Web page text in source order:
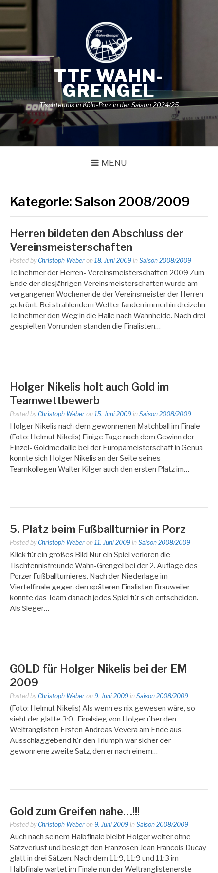
Skip
content
TTF WAHN-
GRENGEL
Tischtennis in Köln-Porz in der Saison 2024/25
MENU
Kategorie: Saison 2008/2009
Herren bildeten den Abschluss der
Vereinsmeisterschaften
Posted by Christoph Weber on 18. Juni 2009 in Saison 2008/2009
Teilnehmer der Herren- Vereinsmeisterschaften 2009 Zum
Ende der diesjährigen Vereinsmeisterschaften wurde am
vergangenen Wochenende der Vereinsmeister der Herren
gekrönt. Bei strahlendem Wetter fanden immerhin dreizehn
Teilnehmer den Weg in die Halle nach Wahnheide. Nach drei
gespielten Vorrunden standen die Finalisten…
Holger Nikelis holt auch Gold im
Teamwettbewerb
Posted by Christoph Weber on 15. Juni 2009 in Saison 2008/2009
Holger Nikelis nach dem gewonnenen Matchball im Finale
(Foto: Helmut Nikelis) Einige Tage nach dem Gewinn der
Einzel- Goldmedaille bei der Europameisterschaft in Genua
konnte sich Holger Nikelis an der Seite seines
Teamkollegen Walter Kilger auch den ersten Platz im…
5. Platz beim Fußballturnier in Porz
Posted by Christoph Weber on 11. Juni 2009 in Saison 2008/2009
Klick für ein großes Bild Nur ein Spiel verloren die
Tischtennisfreunde Wahn-Grengel bei der 2. Auflage des
Porzer Fußballturnieres. Nach der Niederlage im
Viertelfinale gegen den späteren Finalisten Brauweiler
konnte das Team danach jedes Spiel für sich entscheiden.
Als Sieger…
GOLD für Holger Nikelis bei der EM
2009
Posted by Christoph Weber on 9. Juni 2009 in Saison 2008/2009
(Foto: Helmut Nikelis) Als wenn es nix gewesen wäre, so
sieht der glatte 3:0- Finalsieg von Holger über den
Weltranglisten Ersten Andreas Vevera am Ende aus.
Ausschlaggebend für den Triumph war sicher der
gewonnene zweite Satz, den er nach einem…
Gold zum Greifen nahe…!!!
Posted by Christoph Weber on 9. Juni 2009 in Saison 2008/2009
Auch nach seinem Halbfinale bleibt Holger weiter ohne
Satzverlust und besiegt den Franzosen Jean Francois Ducay
glatt in drei Sätzen. Nach dem 11:9, 11:9 und 11:3 im
Halbfinale wartet im Finale nun der Weltranglistenerste